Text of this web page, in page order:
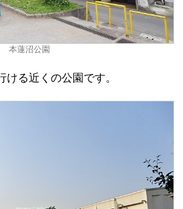
本蓮沼公園
る近くの公園です。